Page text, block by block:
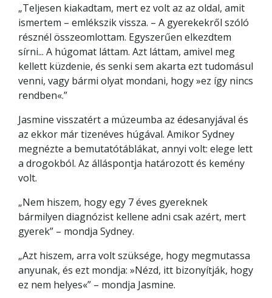
„Teljesen kiakadtam, mert ez volt az az oldal, amit
ismertem – emlékszik vissza. – A gyerekekről szóló
résznél összeomlottam. Egyszerűen elkezdtem
sírni... A húgomat láttam. Azt láttam, amivel meg
kellett küzdenie, és senki sem akarta ezt tudomásul
venni, vagy bármi olyat mondani, hogy »ez így nincs
rendben«.”
Jasmine visszatért a múzeumba az édesanyjával és
az ekkor már tizenéves húgával. Amikor Sydney
megnézte a bemutatótáblákat, annyi volt: elege lett
a drogokból. Az álláspontja határozott és kemény
volt.
„Nem hiszem, hogy egy 7 éves gyereknek
bármilyen diagnózist kellene adni csak azért, mert
gyerek” – mondja Sydney.
„Azt hiszem, arra volt szüksége, hogy megmutassa
anyunak, és ezt mondja: »Nézd, itt bizonyítják, hogy
ez nem helyes«” – mondja Jasmine.